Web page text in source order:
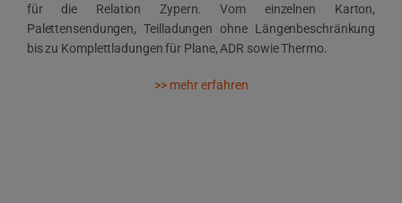
für die Relation Zypern. Vom einzelnen Karton,
Palettensendungen, Teilladungen ohne Längenbeschränkung
bis zu Komplettladungen für Plane, ADR sowie Thermo.
>> mehr erfahren